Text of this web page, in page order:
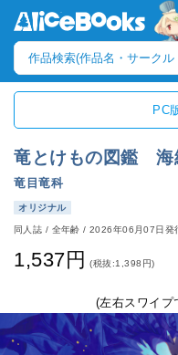
PC
竜とけもの図鑑 海
竜目竜科
オリジナル
同人誌 / 全年齢/2026年06月07日発
1,537円 (税抜:1,398円)
(左右スワイプ